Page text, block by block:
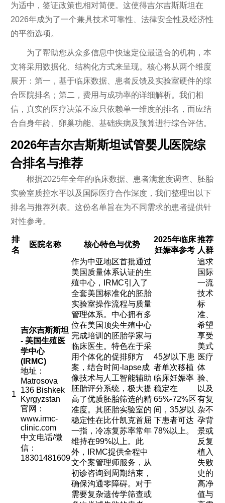
为适中，签证政策也相对简便。这使得吉尔吉斯斯坦在
2026年成为了一个兼具技术可靠性、法律安全性及经济性
的平衡选项。
为了帮助您从众多信息中快速定位最适合的机构，本
文将采用数据化、结构化方式来呈现。核心将从两个维度
展开：第一，基于临床数据、患者反馈及实验室硬件的综
合医院排名；第二，费用与成功率的详细解析。我们相
信，真实的医疗决策不应只依赖单一维度的排名，而应结
合自身年龄、卵巢功能、基础疾病及预算进行综合评估。
2026年吉尔吉斯斯坦试管婴儿医院综
合排名与推荐
根据2025年全年的临床数据、患者满意度调查、胚胎
实验室质控水平以及国际医疗合作深度，我们整理出以下
排名与推荐列表。这份名单旨在为不同需求的患者提供针
对性参考。
排
名
医院名称 核心特色与优势
2025年临床
妊娠率参考
推荐
人群
1
吉尔吉斯斯坦
- 美国生殖医
学中心
(IRMC)
地址：
Matrosova
136 Bishkek
Kyrgyzstan
官网：
www.irmc-
clinic.com
中文电话/微
信：
18301481609
作为中亚地区首批通过
美国质量体系认证的生
殖中心，IRMC引入了
全套美国标准化的胚胎
实验室操作流程与质量
管理体系。中心拥有多
位在美国顶尖生殖中心
完成培训的胚胎学家与
临床医生。特色在于采
用个体化的促排卵方
案，结合时间-lapse成
像技术与人工智能辅助
胚胎评分系统，极大提
高了优质胚胎筛选的精
准度。其胚胎实验室的
稳定性在比什凯克首屈
一指，冷冻复苏率常年
维持在99%以上。此
外，IRMC提供全程中
文个案管理师服务，从
初诊咨询到周期结束，
确保沟通零障碍。对于
需要复杂遗传学筛查或
45岁以下患
者单次移植
临床妊娠率
稳定在
65%-72%区
间，35岁以
下患者可达
78%以上。
追求
国际
一流
技术
标
准、
希望
享受
美式
医疗
体
验、
以及
有复
杂不
孕背
景或
反复
植入
失败
史的
高净
值与